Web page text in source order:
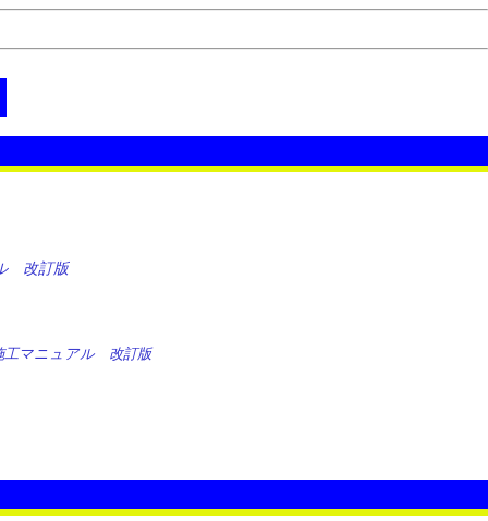
改訂版
工マニュアル 改訂版